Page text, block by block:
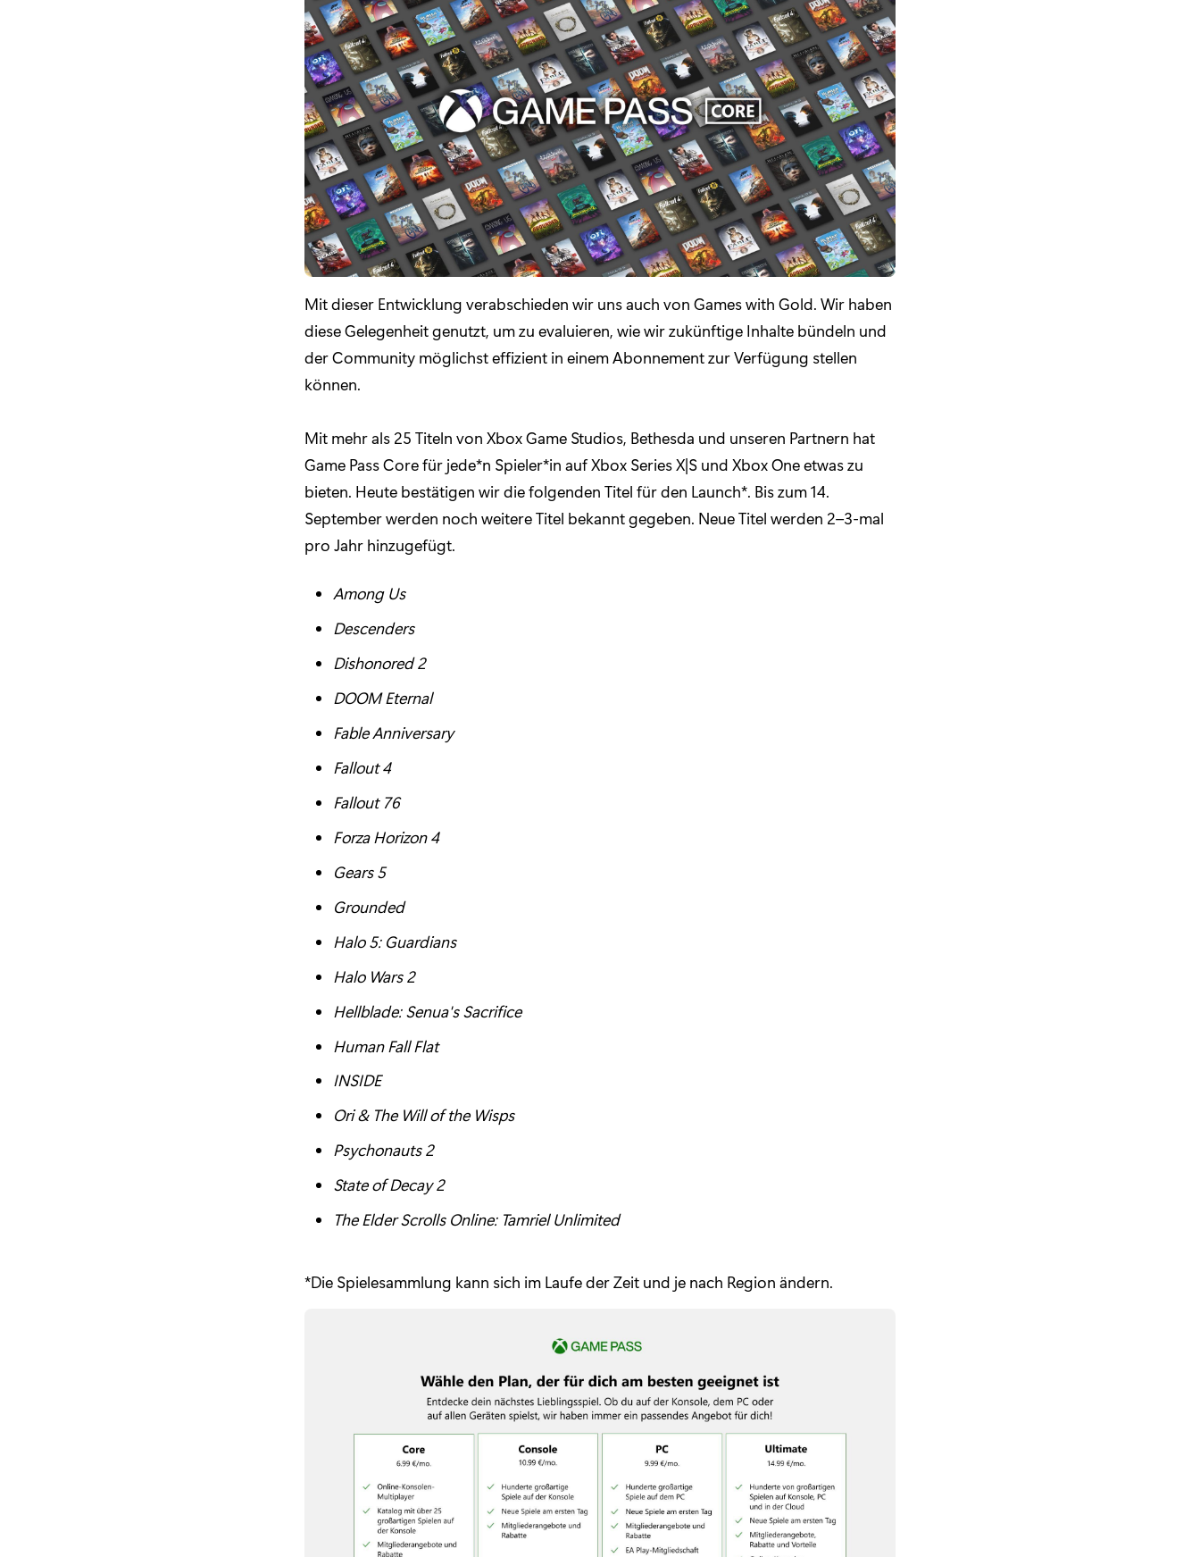
Mit dieser Entwicklung verabschieden wir uns auch von Games with Gold. Wir haben
diese Gelegenheit genutzt, um zu evaluieren, wie wir zukünftige Inhalte bündeln und
der Community möglichst effizient in einem Abonnement zur Verfügung stellen
können.
Mit mehr als 25 Titeln von Xbox Game Studios, Bethesda und unseren Partnern hat
Game Pass Core für jede*n Spieler*in auf Xbox Series X|S und Xbox One etwas zu
bieten. Heute bestätigen wir die folgenden Titel für den Launch*. Bis zum 14.
September werden noch weitere Titel bekannt gegeben. Neue Titel werden 2–3-mal
pro Jahr hinzugefügt.
Among Us
Descenders
Dishonored 2
DOOM Eternal
Fable Anniversary
Fallout 4
Fallout 76
Forza Horizon 4
Gears 5
Grounded
Halo 5: Guardians
Halo Wars 2
Hellblade: Senua's Sacrifice
Human Fall Flat
INSIDE
Ori & The Will of the Wisps
Psychonauts 2
State of Decay 2
The Elder Scrolls Online: Tamriel Unlimited
*Die Spielesammlung kann sich im Laufe der Zeit und je nach Region ändern.